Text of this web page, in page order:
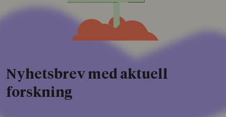
Nyhetsbrev med aktuell
forskning